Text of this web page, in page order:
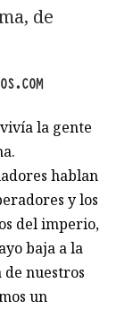
de
la gente
hablan
y los
del imperio,
baja a la
de nuestros
un